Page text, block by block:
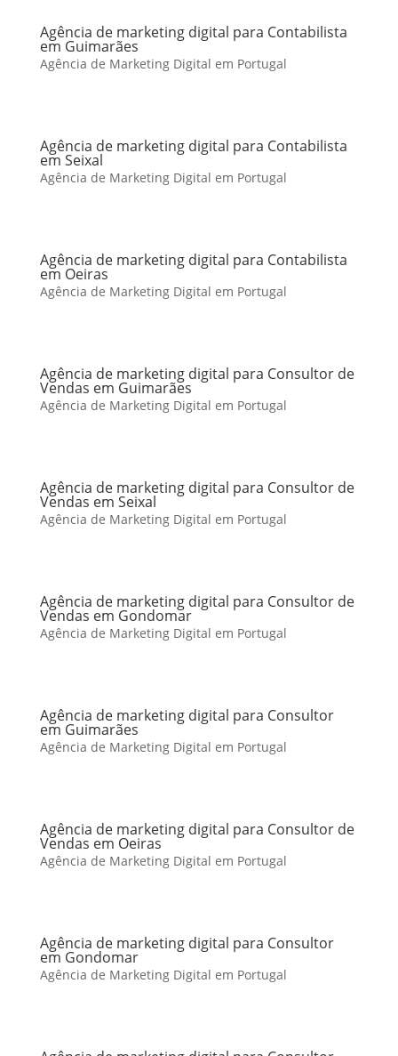
Agência de marketing digital para Contabilista
em Guimarães
Agência de Marketing Digital em Portugal
Agência de marketing digital para Contabilista
em Seixal
Agência de Marketing Digital em Portugal
Agência de marketing digital para Contabilista
em Oeiras
Agência de Marketing Digital em Portugal
Agência de marketing digital para Consultor de
Vendas em Guimarães
Agência de Marketing Digital em Portugal
Agência de marketing digital para Consultor de
Vendas em Seixal
Agência de Marketing Digital em Portugal
Agência de marketing digital para Consultor de
Vendas em Gondomar
Agência de Marketing Digital em Portugal
Agência de marketing digital para Consultor
em Guimarães
Agência de Marketing Digital em Portugal
Agência de marketing digital para Consultor de
Vendas em Oeiras
Agência de Marketing Digital em Portugal
Agência de marketing digital para Consultor
em Gondomar
Agência de Marketing Digital em Portugal